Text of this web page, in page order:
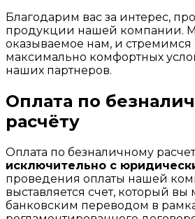
Благодарим вас за интерес,
продукции нашей компании.
оказываемое нам, и
максимально комфортных
наших партнеров.
Оплата по
расчёту
Оплата по безналичному
исключительно с
проведения оплаты нашей
выставляется счет, который вы
банковским переводом в